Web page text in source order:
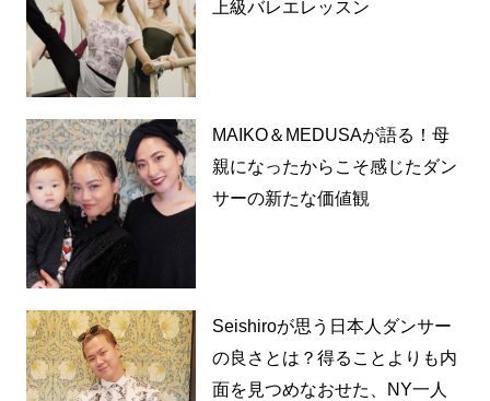
上級バレエレッスン
MAIKO＆MEDUSAが語る！母
親になったからこそ感じたダン
サーの新たな価値観
Seishiroが思う日本人ダンサー
の良さとは？得ることよりも内
面を見つめなおせた、NY一人